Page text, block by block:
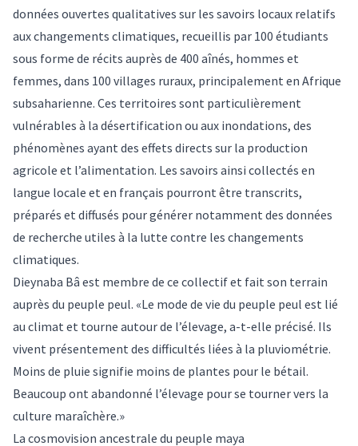
données ouvertes qualitatives sur les savoirs locaux relatifs
aux changements climatiques, recueillis par 100 étudiants
sous forme de récits auprès de 400 aînés, hommes et
femmes, dans 100 villages ruraux, principalement en Afrique
subsaharienne. Ces territoires sont particulièrement
vulnérables à la désertification ou aux inondations, des
phénomènes ayant des effets directs sur la production
agricole et l’alimentation. Les savoirs ainsi collectés en
langue locale et en français pourront être transcrits,
préparés et diffusés pour générer notamment des données
de recherche utiles à la lutte contre les changements
climatiques.
Dieynaba Bâ est membre de ce collectif et fait son terrain
auprès du peuple peul. «Le mode de vie du peuple peul est lié
au climat et tourne autour de l’élevage, a-t-elle précisé. Ils
vivent présentement des difficultés liées à la pluviométrie.
Moins de pluie signifie moins de plantes pour le bétail.
Beaucoup ont abandonné l’élevage pour se tourner vers la
culture maraîchère.»
La cosmovision ancestrale du peuple maya